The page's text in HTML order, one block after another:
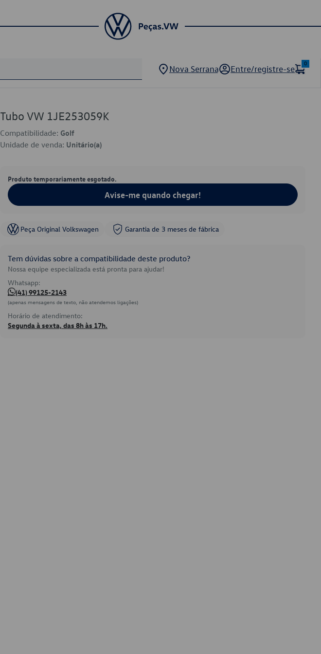
Nova Serrana Entre/registre-se
0
Tubo VW 1JE253059K
Compatibilidade: Golf
Unidade de venda: Unitário(a)
Produto temporariamente esgotado.
Avise-me quando chegar!
Peça Original Volkswagen Garantia de 3 meses de fábrica
Tem dúvidas sobre a compatibilidade deste produto?
Nossa equipe especializada está pronta para ajudar!
Whatsapp:
(41) 99125-2143
(apenas mensagens de texto, não atendemos ligações)
Horário de atendimento:
Segunda à sexta, das 8h às 17h.